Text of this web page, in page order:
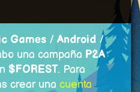
Games / Android /
una campaña P2A
$FOREST. Para
crear una cuenta